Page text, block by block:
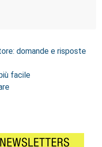
domande e risposte
facile